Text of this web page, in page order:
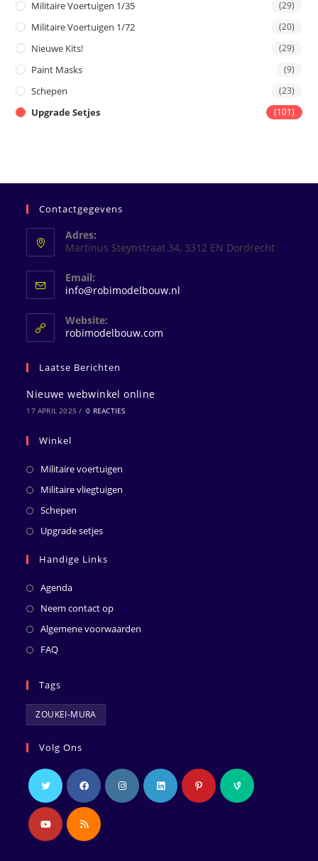
Militaire Voertuigen 1/35 (29)
Militaire Voertuigen 1/72 (20)
Nieuwe Kits! (29)
Paint Masks (9)
Schepen (23)
Upgrade Setjes (101)
Contactgegevens
Adres:
Martinus Steynstraat 34, 3312 EN Dordrecht
Email:
info@robimodelbouw.nl
Website:
robimodelbouw.com
Laatse Berichten
Nieuwe webwinkel online
17 APRIL 2025 / 0 REACTIES
Winkel
Militaire voertuigen
Militaire vliegtuigen
Schepen
Upgrade setjes
Handige Links
Agenda
Neem contact op
Algemene voorwaarden
FAQ
Tags
ZOUKEI-MURA
Volg Ons
Opent
in
Opent
in